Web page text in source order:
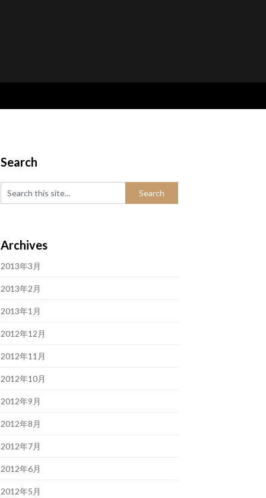
Search
Archives
2013年3月
2013年2月
2013年1月
2012年12月
2012年11月
2012年10月
2012年9月
2012年8月
2012年7月
2012年6月
2012年5月